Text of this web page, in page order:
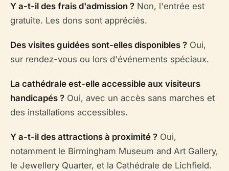
Y a-t-il des frais d'admission ? Non, l'entrée est
gratuite. Les dons sont appréciés.
Des visites guidées sont-elles disponibles ? Oui,
sur rendez-vous ou lors d'événements spéciaux.
La cathédrale est-elle accessible aux visiteurs
handicapés ? Oui, avec un accès sans marches et
des installations accessibles.
Y a-t-il des attractions à proximité ? Oui,
notamment le Birmingham Museum and Art Gallery,
le Jewellery Quarter, et la Cathédrale de Lichfield.